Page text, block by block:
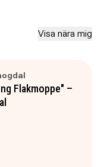
Visa nära mig
Flakmoppe" –